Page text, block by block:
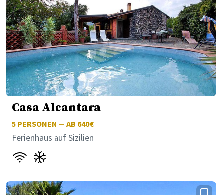
Casa Alcantara
5 PERSONEN — AB 640€
Ferienhaus auf Sizilien